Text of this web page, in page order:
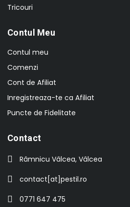
Tricouri
Contul Meu
Contul meu
Comenzi
Cont de Afiliat
Inregistreaza-te ca Afiliat
Puncte de Fidelitate
Contact
Râmnicu Vâlcea, Vâlcea
contact[at]pestil.ro
0771 647 475